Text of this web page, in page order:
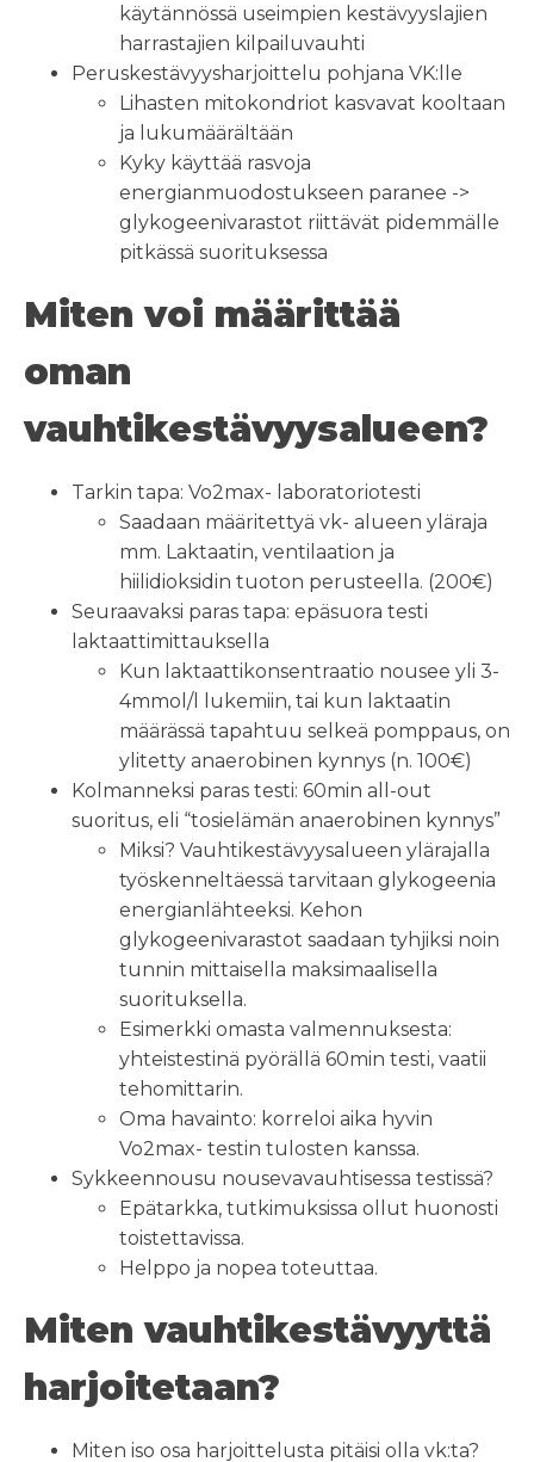
käytännössä useimpien kestävyyslajien
harrastajien kilpailuvauhti
Peruskestävyysharjoittelu pohjana VK:lle
Lihasten mitokondriot kasvavat kooltaan
ja lukumäärältään
Kyky käyttää rasvoja
energianmuodostukseen paranee ->
glykogeenivarastot riittävät pidemmälle
pitkässä suorituksessa
Miten voi määrittää
oman
vauhtikestävyysalueen?
Tarkin tapa: Vo2max- laboratoriotesti
Saadaan määritettyä vk- alueen yläraja
mm. Laktaatin, ventilaation ja
hiilidioksidin tuoton perusteella. (200€)
Seuraavaksi paras tapa: epäsuora testi
laktaattimittauksella
Kun laktaattikonsentraatio nousee yli 3-
4mmol/l lukemiin, tai kun laktaatin
määrässä tapahtuu selkeä pomppaus, on
ylitetty anaerobinen kynnys (n. 100€)
Kolmanneksi paras testi: 60min all-out
suoritus, eli “tosielämän anaerobinen kynnys”
Miksi? Vauhtikestävyysalueen ylärajalla
työskenneltäessä tarvitaan glykogeenia
energianlähteeksi. Kehon
glykogeenivarastot saadaan tyhjiksi noin
tunnin mittaisella maksimaalisella
suorituksella.
Esimerkki omasta valmennuksesta:
yhteistestinä pyörällä 60min testi, vaatii
tehomittarin.
Oma havainto: korreloi aika hyvin
Vo2max- testin tulosten kanssa.
Sykkeennousu nousevavauhtisessa testissä?
Epätarkka, tutkimuksissa ollut huonosti
toistettavissa.
Helppo ja nopea toteuttaa.
Miten vauhtikestävyyttä
harjoitetaan?
Miten iso osa harjoittelusta pitäisi olla vk:ta?